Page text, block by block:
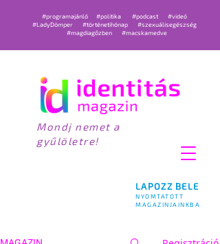
LAPOZZ BELE
NYOMTATOTT
MAGAZINJAINKBA
#programajánló #politika #podcast
#videó
#LadyDömper
#történetihónap
#szexuálisegészség
#magdiagőzben
#macskamedve
Mondj nemet a
gyűlöletre!